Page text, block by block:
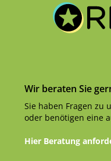
Wir beraten Sie
Sie haben Fragen zu
oder benötigen eine
Hier Beratung